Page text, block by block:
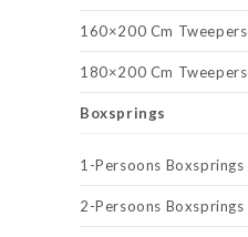
160×200 Cm
180×200 Cm
Boxsprings
1-Persoons Boxsprings
2-Persoons Boxsprings